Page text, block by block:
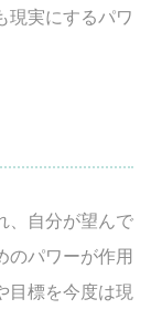
現実にするパワ
、自分が望んで
のパワーが作用
目標を今度は現